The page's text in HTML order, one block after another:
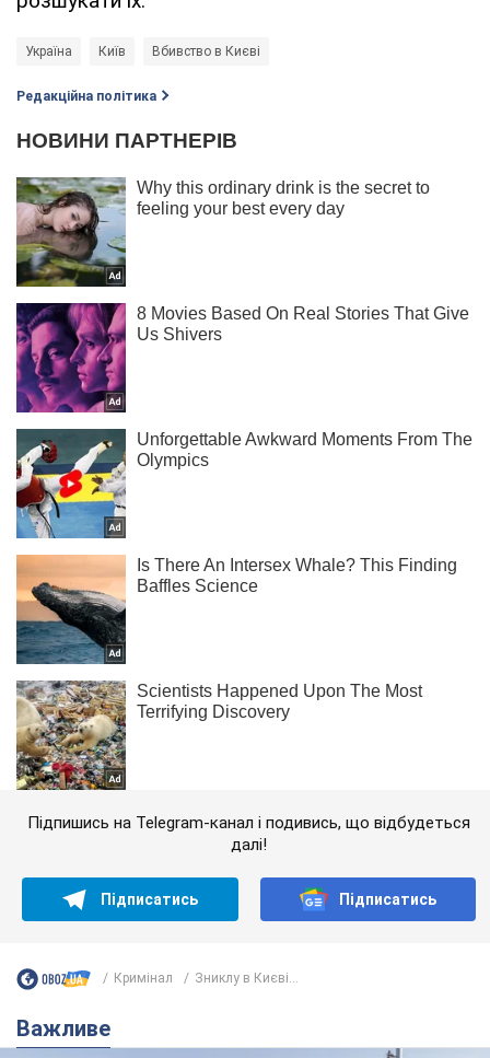
Україна Київ Вбивство в Києві
Редакційна політика
Підпишись на Telegram-канал і подивись, що відбудеться
далі!
Підписатись Підписатись
Кримінал Зниклу в Києві...
Важливе